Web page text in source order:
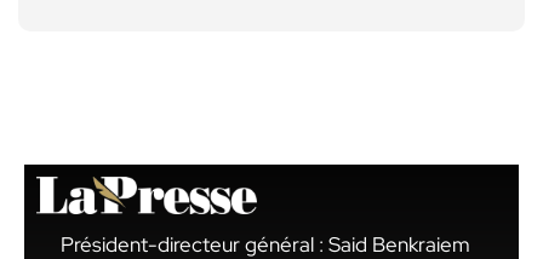
Président-directeur général : Said Benkraiem